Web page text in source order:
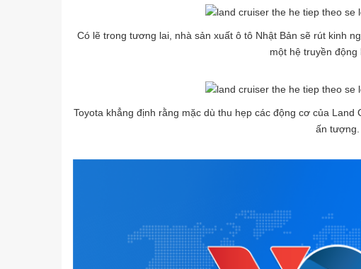
Có lẽ trong tương lai, nhà sản xuất ô tô Nhật Bản sẽ rút kinh
một hệ truyền động
Toyota khẳng định rằng mặc dù thu hẹp các động cơ của
ấn tượng.